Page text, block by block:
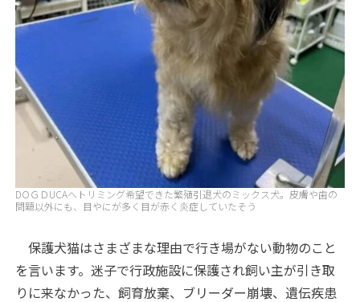
DOＧＤUCAへトリミング希望できた繁殖引退犬のミックス犬。皮膚や歯の
問題以外にも、目やにが多く目が赤く炎症していたそう
保護犬猫はさまざまな理由で行き場がない動物のこと
を言います。迷子で行政施設に保護され飼い主が引き取
りに来なかった、飼育放棄、ブリーダー崩壊、遺伝疾患